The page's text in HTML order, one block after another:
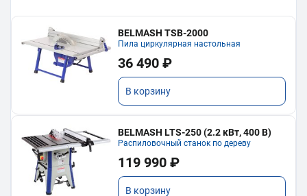
BELMASH TSB-2000
Пила циркулярная настольная
36 490 ₽
В корзину
BELMASH LTS-250 (2.2 кВт, 400 В)
Распиловочный станок по дереву
119 990 ₽
В корзину